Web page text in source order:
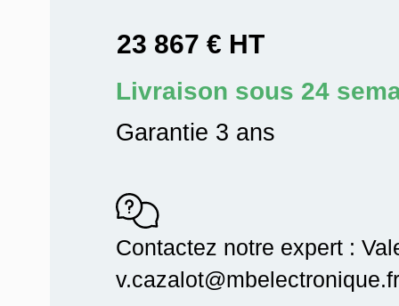
23 867 € HT
Livraison sous 24
Garantie 3 ans
Contactez notre expert :